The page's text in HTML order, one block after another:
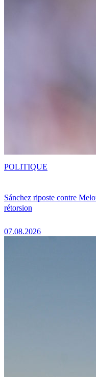
Sánchez riposte contre
rétorsion
07.08.2026
POLITIQUE